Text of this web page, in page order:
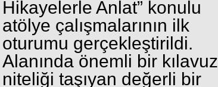
Hikayelerle Anlat” konulu
atölye çalışmalarının ilk
oturumu gerçekleştirildi.
Alanında önemli bir kılavuz
niteliği taşıyan değerli bir